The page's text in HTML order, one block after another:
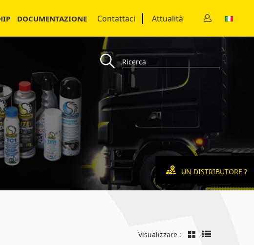
DOCUMENTAZIONE Contattaci Attualità
Visualizzare :
UN DISTRIBUTORE ?